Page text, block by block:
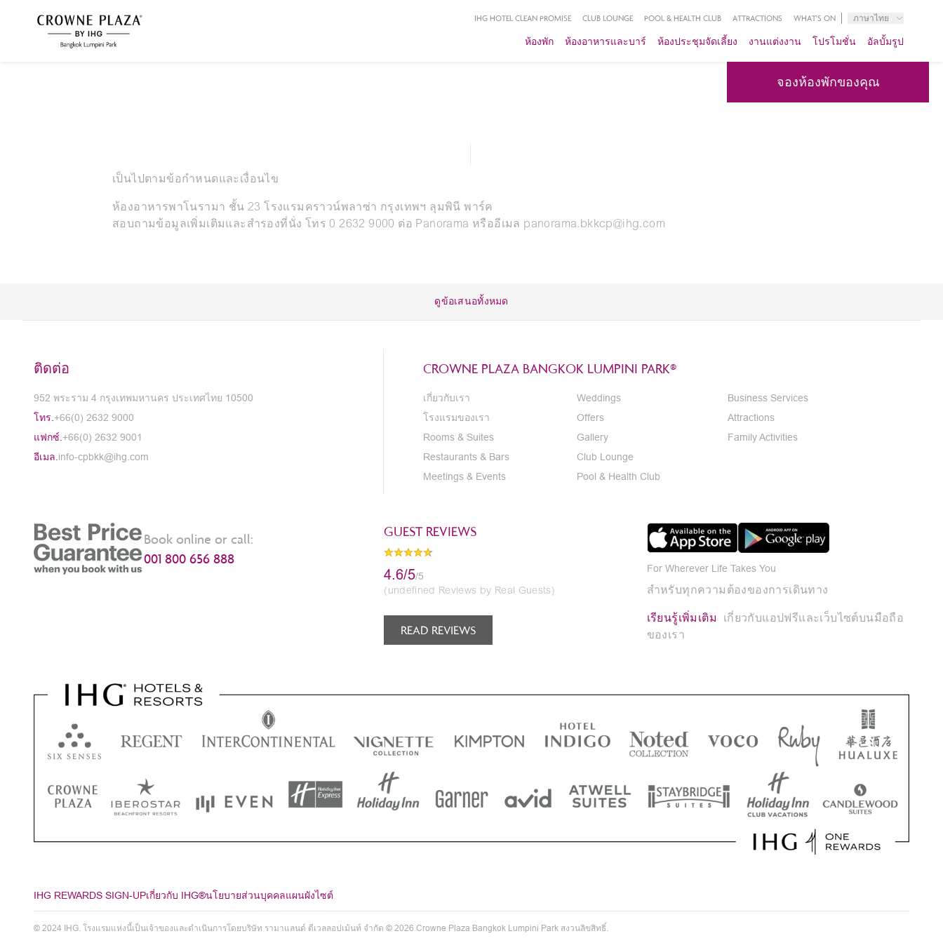
IHG HOTEL CLEAN PROMISE CLUB LOUNGE POOL & HEALTH CLUB ATTRACTIONS WHAT'S ON ภาษาไทย
ห้องพัก ห้องอาหารและบาร์ ห้องประชุมจัดเลี้ยง งานแต่งงาน โปรโมชั่น อัลบั้มรูป
จองห้องพักของคุณ
เป็นไปตามข้อกำหนดและเงื่อนไข
ห้องอาหารพาโนรามา ชั้น 23 โรงแรมคราวน์พลาซ่า กรุงเทพฯ ลุมพินี พาร์ค
สอบถามข้อมูลเพิ่มเติมและสำรองที่นั่ง โทร 0 2632 9000 ต่อ Panorama หรืออีเมล panorama.bkkcp@ihg.com
ดูข้อเสนอทั้งหมด
ติดต่อ
952 พระราม 4 กรุงเทพมหานคร ประเทศไทย 10500
โทร. +66(0) 2632 9000
แฟกซ์. +66(0) 2632 9001
อีเมล. info-cpbkk@ihg.com
CROWNE PLAZA BANGKOK LUMPINI PARK®
เกี่ยวกับเรา
โรงแรมของเรา
Rooms & Suites
Restaurants & Bars
Meetings & Events
Weddings
Offers
Gallery
Club Lounge
Pool & Health Club
Business Services
Attractions
Family Activities
Book online or call:
001 800 656 888
GUEST REVIEWS
4.6/5/5
(undefined Reviews by Real Guests)
READ REVIEWS
For Wherever Life Takes You
สำหรับทุกความต้องของการเดินทาง
เรียนรู้เพิ่มเติม
เกี่ยวกับแอปฟรีและเว็บไซต์บนมือถือ
ของเรา
IHG REWARDS SIGN-UPเกี่ยวกับ IHG®นโยบายส่วนบุคคลแผนผังไซต์
© 2024 IHG. โรงแรมแห่งนี้เป็นเจ้าของและดำเนินการโดยบริษัท รามาแลนด์ ดีเวลลอปเม้นท์ จำกัด © 2026 Crowne Plaza Bangkok Lumpini Park สงวนลิขสิทธิ์.